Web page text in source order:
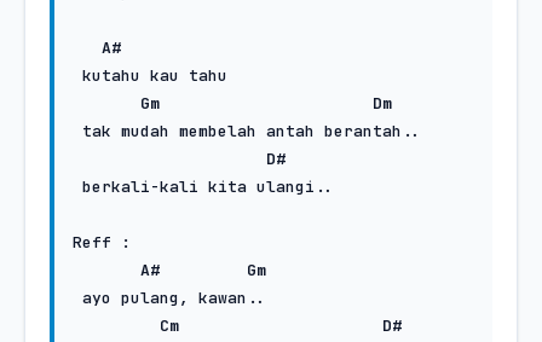
A#
Gm
Dm
D#
Reff :
A#
Gm
Cm
D#